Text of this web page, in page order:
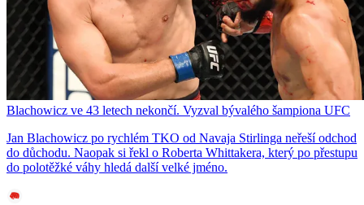
Blachowicz ve 43 letech nekončí. Vyzval bývalého šampiona UFC
Jan Blachowicz po rychlém TKO od Navaja Stirlinga neřeší odchod
do důchodu. Naopak si řekl o Roberta Whittakera, který po přestupu
do polotěžké váhy hledá další velké jméno.